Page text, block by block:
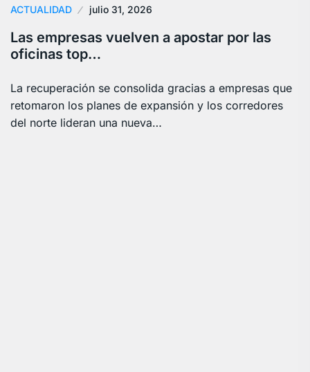
ACTUALIDAD julio 31, 2026
Las empresas vuelven a apostar por las
oficinas top…
La recuperación se consolida gracias a empresas que
retomaron los planes de expansión y los corredores
del norte lideran una nueva…